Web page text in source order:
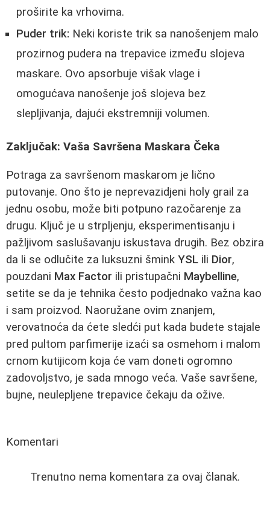
proširite ka vrhovima.
Puder trik: Neki koriste trik sa nanošenjem malo
prozirnog pudera na trepavice između slojeva
maskare. Ovo apsorbuje višak vlage i
omogućava nanošenje još slojeva bez
slepljivanja, dajući ekstremniji volumen.
Zaključak: Vaša Savršena Maskara Čeka
Potraga za savršenom maskarom je lično
putovanje. Ono što je neprevazidjeni holy grail za
jednu osobu, može biti potpuno razočarenje za
drugu. Ključ je u strpljenju, eksperimentisanju i
pažljivom saslušavanju iskustava drugih. Bez obzira
da li se odlučite za luksuzni šmink YSL ili Dior,
pouzdani Max Factor ili pristupačni Maybelline,
setite se da je tehnika često podjednako važna kao
i sam proizvod. Naoružane ovim znanjem,
verovatnoća da ćete sledći put kada budete stajale
pred pultom parfimerije izaći sa osmehom i malom
crnom kutijicom koja će vam doneti ogromno
zadovoljstvo, je sada mnogo veća. Vaše savršene,
bujne, neulepljene trepavice čekaju da ožive.
Komentari
Trenutno nema komentara za ovaj članak.